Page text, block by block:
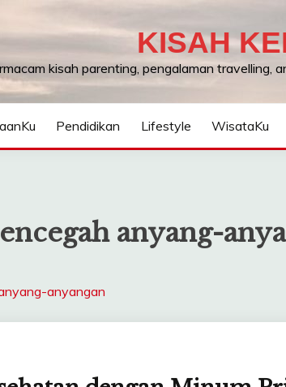
KISAH
kisah parenting, pengalaman
Pendidikan Lifestyle WisataKu
anyang-
anyangan